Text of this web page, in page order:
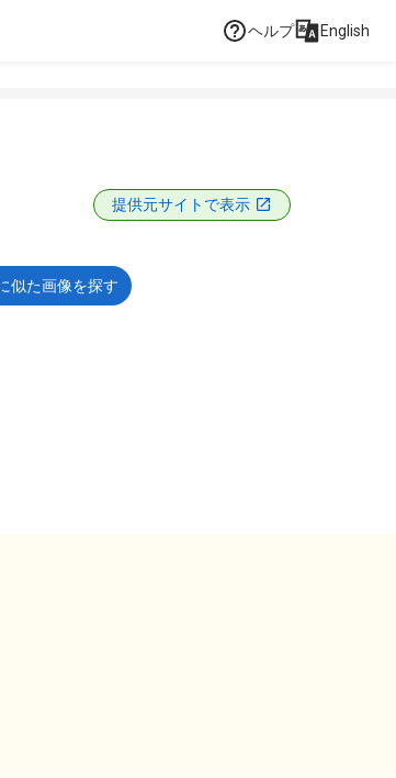
ヘルプ English
提供元サイトで表示
似た画像を探す